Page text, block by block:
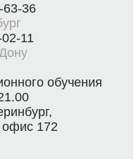
63-36
11
обучения
172